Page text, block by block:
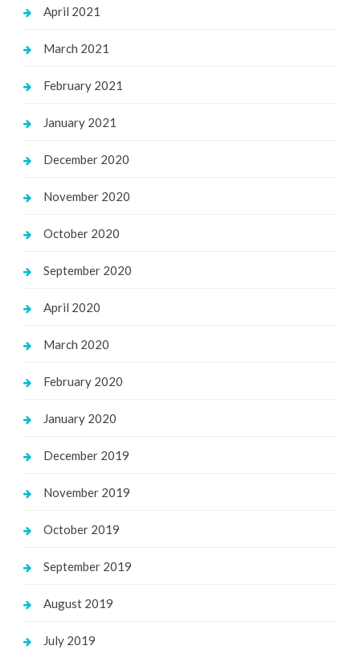
April 2021
March 2021
February 2021
January 2021
December 2020
November 2020
October 2020
September 2020
April 2020
March 2020
February 2020
January 2020
December 2019
November 2019
October 2019
September 2019
August 2019
July 2019